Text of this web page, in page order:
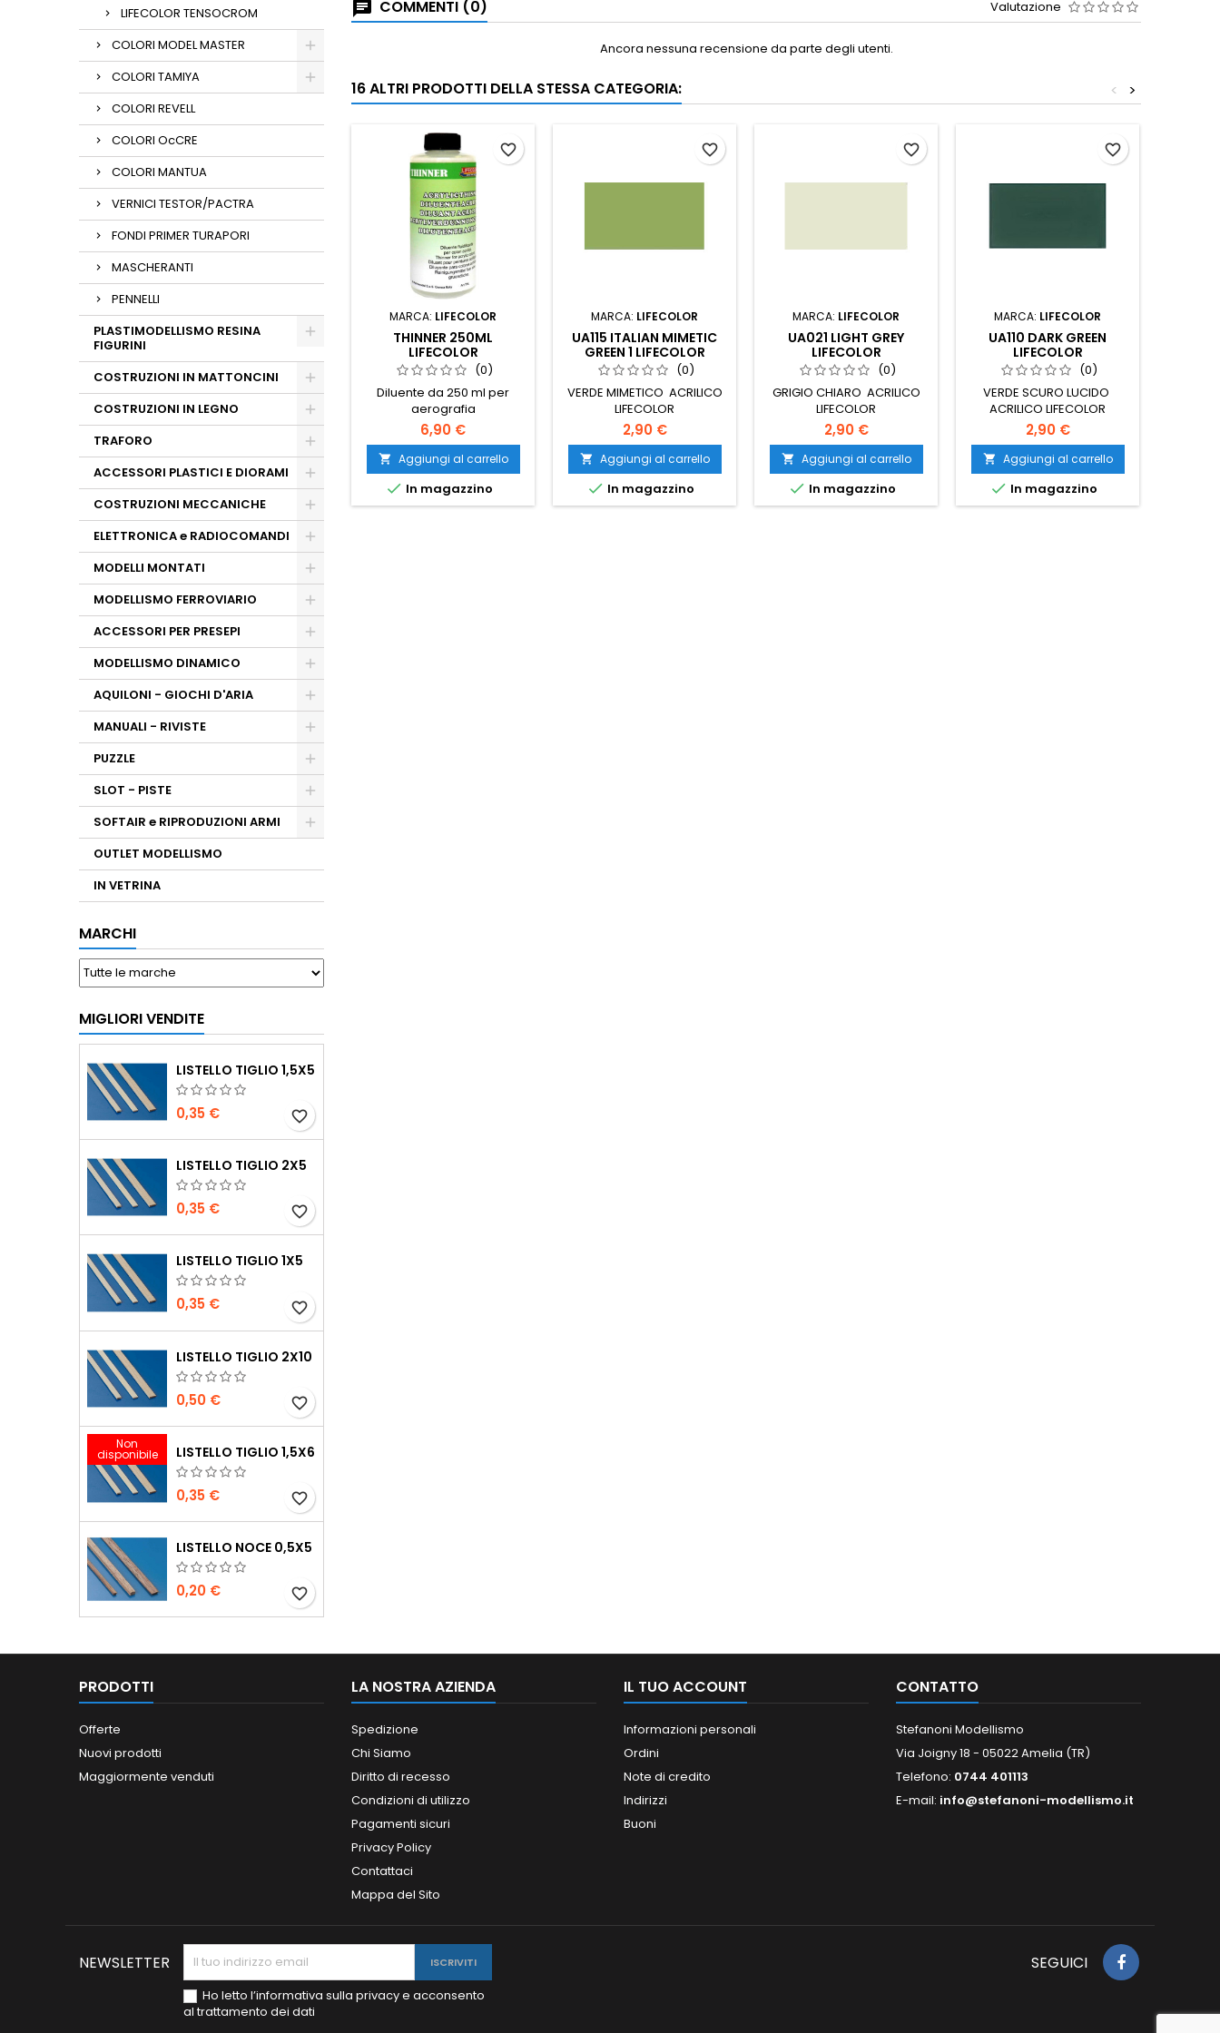
LIFECOLOR TENSOCROM
COLORI MODEL MASTER
COLORI TAMIYA
COLORI REVELL
COLORI OcCRE
COLORI MANTUA
VERNICI TESTOR/PACTRA
FONDI PRIMER TURAPORI
MASCHERANTI
PENNELLI
PLASTIMODELLISMO RESINA
FIGURINI
COSTRUZIONI IN MATTONCINI
COSTRUZIONI IN LEGNO
TRAFORO
ACCESSORI PLASTICI E DIORAMI
COSTRUZIONI MECCANICHE
ELETTRONICA e RADIOCOMANDI
MODELLI MONTATI
MODELLISMO FERROVIARIO
ACCESSORI PER PRESEPI
MODELLISMO DINAMICO
AQUILONI - GIOCHI D'ARIA
MANUALI - RIVISTE
PUZZLE
SLOT - PISTE
SOFTAIR e RIPRODUZIONI ARMI
OUTLET MODELLISMO
IN VETRINA
MARCHI
MIGLIORI VENDITE
LISTELLO TIGLIO 1,5X5
0,35 € favorite_border
LISTELLO TIGLIO 2X5
0,35 € favorite_border
LISTELLO TIGLIO 1X5
0,35 € favorite_border
LISTELLO TIGLIO 2X10
0,50 € favorite_border
Non
disponibile LISTELLO TIGLIO 1,5X6
0,35 € favorite_border
LISTELLO NOCE 0,5X5
0,20 € favorite_border
COMMENTI (0) Valutazione
Ancora nessuna recensione da parte degli utenti.
16 ALTRI PRODOTTI DELLA STESSA CATEGORIA: >
<
MARCA: LIFECOLOR
THINNER 250ML
LIFECOLOR
(0)
Diluente da 250 ml per
aerografia
6,90 €
 Aggiungi al carrello
 In magazzino
favorite_border
MARCA: LIFECOLOR
UA115 ITALIAN MIMETIC
GREEN 1 LIFECOLOR
(0)
VERDE MIMETICO ACRILICO
LIFECOLOR
2,90 €
 Aggiungi al carrello
 In magazzino
favorite_border
MARCA: LIFECOLOR
UA021 LIGHT GREY
LIFECOLOR
(0)
GRIGIO CHIARO ACRILICO
LIFECOLOR
2,90 €
 Aggiungi al carrello
 In magazzino
favorite_border
MARCA: LIFECOLOR
UA110 DARK GREEN
LIFECOLOR
(0)
VERDE SCURO LUCIDO
ACRILICO LIFECOLOR
2,90 €
 Aggiungi al carrello
 In magazzino
favorite_border
PRODOTTI
Offerte
Nuovi prodotti
Maggiormente venduti
LA NOSTRA AZIENDA
Spedizione
Chi Siamo
Diritto di recesso
Condizioni di utilizzo
Pagamenti sicuri
Privacy Policy
Contattaci
Mappa del Sito
IL TUO ACCOUNT
Informazioni personali
Ordini
Note di credito
Indirizzi
Buoni
CONTATTO
Stefanoni Modellismo
Via Joigny 18 - 05022 Amelia (TR)
Telefono: 0744 401113
E-mail: info@stefanoni-modellismo.it
NEWSLETTER
Ho letto l’informativa sulla privacy e acconsento
al trattamento dei dati
SEGUICI